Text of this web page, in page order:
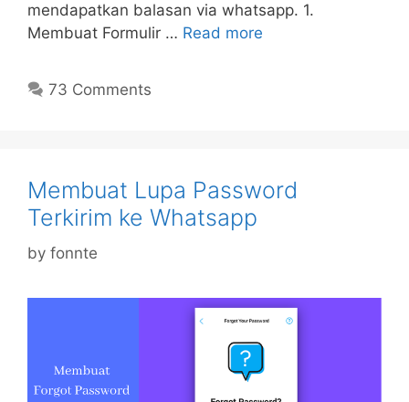
mendapatkan balasan via whatsapp. 1.
Membuat Formulir … Read more
73 Comments
Membuat Lupa Password
Terkirim ke Whatsapp
by fonnte